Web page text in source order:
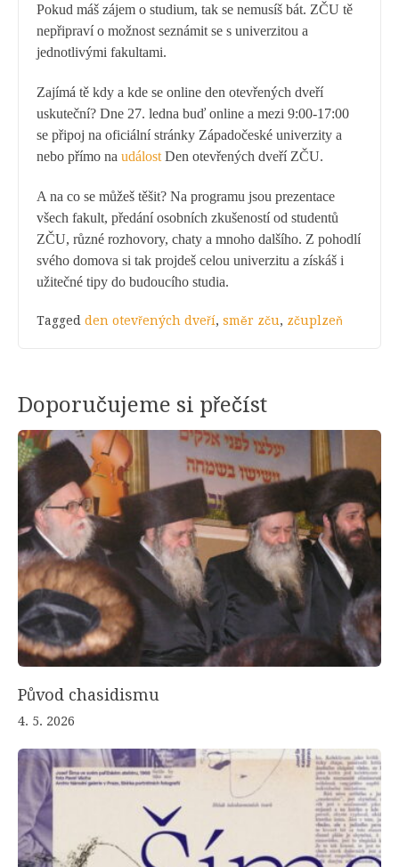
Pokud máš zájem o studium, tak se nemusíš bát. ZČU tě
nepřipraví o možnost seznámit se s univerzitou a
jednotlivými fakultami.
Zajímá tě kdy a kde se online den otevřených dveří
uskuteční? Dne 27. ledna buď online a mezi 9:00-17:00
se připoj na oficiální stránky Západočeské univerzity a
nebo přímo na událost Den otevřených dveří ZČU.
A na co se můžeš těšit? Na programu jsou prezentace
všech fakult, předání osobních zkušeností od studentů
ZČU, různé rozhovory, chaty a mnoho dalšího. Z pohodlí
svého domova si tak projdeš celou univerzitu a získáš i
užitečné tipy do budoucího studia.
Tagged den otevřených dveří, směr zču, zčuplzeň
Doporučujeme si přečíst
Původ chasidismu
4. 5. 2026